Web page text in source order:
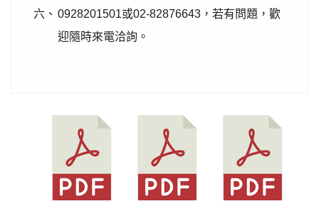
六、 0928201501或02-82876643，若有問題，歡
迎隨時來電洽詢。